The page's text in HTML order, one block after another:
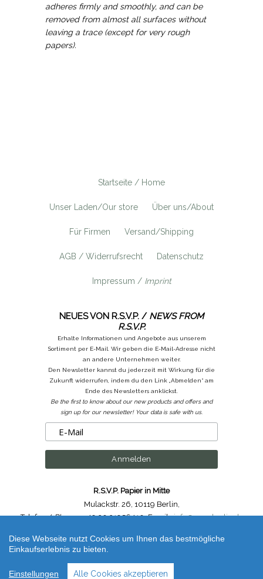
adheres firmly and smoothly, and can be
removed from almost all surfaces without
leaving a trace (except for very rough
papers).
Startseite / Home
Unser Laden/Our store Über uns/About
Für Firmen Versand/Shipping
AGB / Widerrufsrecht Datenschutz
Impressum / Imprint
NEUES VON R.S.V.P. / NEWS FROM
R.S.V.P.
Erhalte Informationen und Angebote aus unserem
Sortiment per E-Mail. Wir geben die E-Mail-Adresse nicht
an andere Unternehmen weiter.
Den Newsletter kannst du jederzeit mit Wirkung für die
Zukunft widerrufen, indem du den Link „Abmelden“ am
Ende des Newsletters anklickst.
Be the first to know about our new products and offers and
sign up for our newsletter! Your data is safe with us.
R.S.V.P. Papier in Mitte
Mulackstr. 26 10119 Berlin
Telefon /Phone: ++49.30.31956410,Email :info@rsvp-berlin.de
Shop erstellt mit VersaCommerce.
Code: MTSLIM15Z
Diese Webseite nutzt Cookies um Ihnen das bestmögliche
Einkaufserlebnis zu bieten.
Einstellungen Alle Cookies akzeptieren